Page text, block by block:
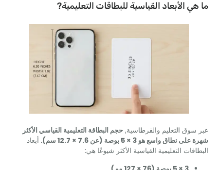
الأبعاد القياسية للبطاقات التعليمية?
التعليم والقرطاسية, حجم البطاقة التعليمية القياسي الأكثر
واسع هو 3 × 5 بوصة (عن 7.6 × 12.7 سم).
أبعاد
التعليمية القياسية الأكثر شيوعًا هي: